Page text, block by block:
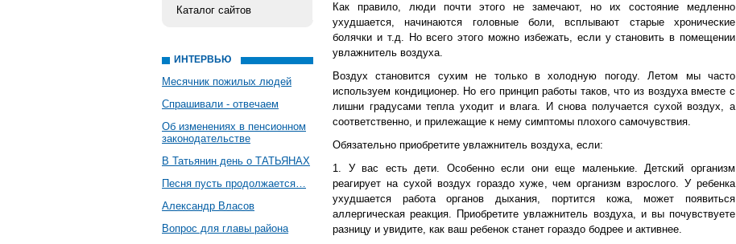
Каталог сайтов
ИНТЕРВЬЮ
Месячник пожилых людей
Спрашивали - отвечаем
Об изменениях в пенсионном
законодательстве
В Татьянин день о ТАТЬЯНАХ
Песня пусть продолжается…
Александр Власов
Вопрос для главы района
Как правило, люди почти этого не замечают, но их состояние медленно
ухудшается, начинаются головные боли, всплывают старые хронические
болячки и т.д. Но всего этого можно избежать, если у становить в помещении
увлажнитель воздуха.
Воздух становится сухим не только в холодную погоду. Летом мы часто
используем кондиционер. Но его принцип работы таков, что из воздуха вместе с
лишни градусами тепла уходит и влага. И снова получается сухой воздух, а
соответственно, и прилежащие к нему симптомы плохого самочувствия.
Обязательно приобретите увлажнитель воздуха, если:
1. У вас есть дети. Особенно если они еще маленькие. Детский организм
реагирует на сухой воздух гораздо хуже, чем организм взрослого. У ребенка
ухудшается работа органов дыхания, портится кожа, может появиться
аллергическая реакция. Приобретите увлажнитель воздуха, и вы почувствуете
разницу и увидите, как ваш ребенок станет гораздо бодрее и активнее.